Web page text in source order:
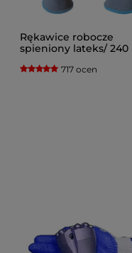
Rękawice robocze
spieniony lateks/ 240
717 ocen